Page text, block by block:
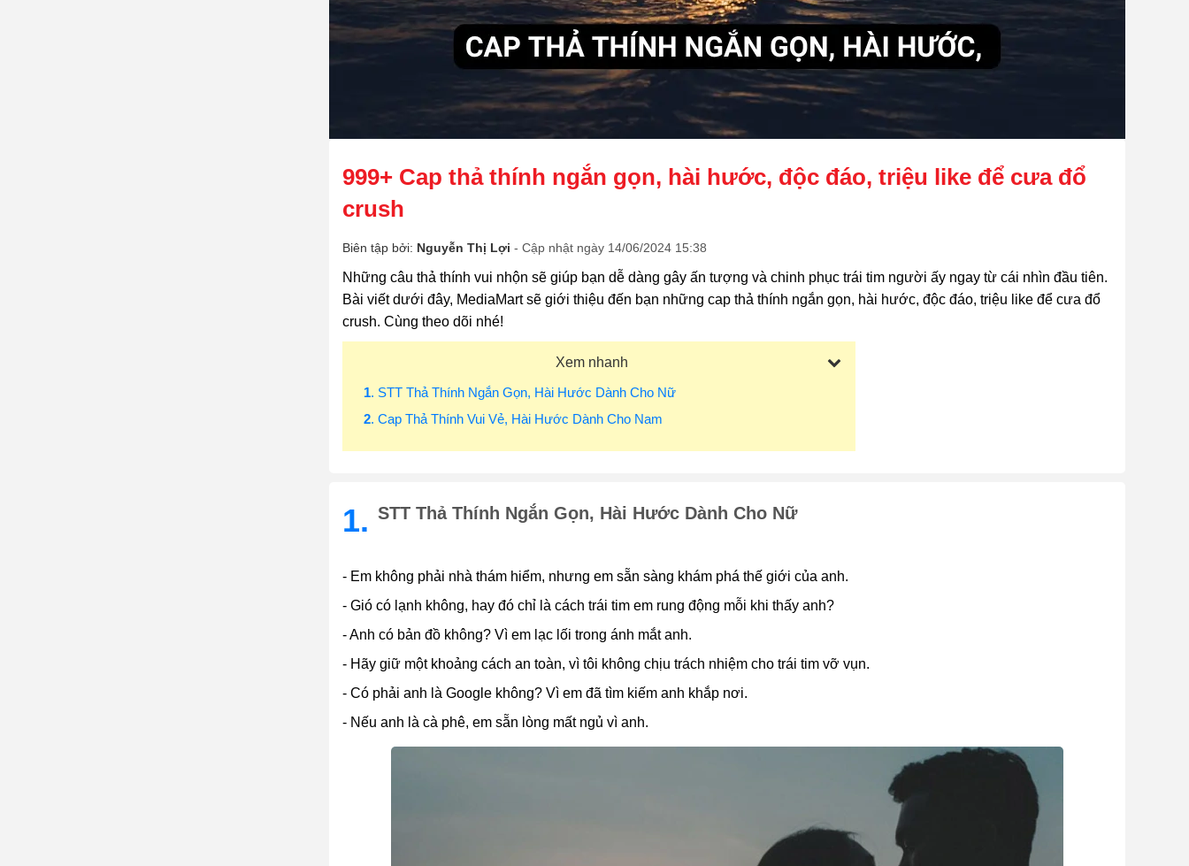
999+ Cap thả thính ngắn gọn, hài hước, độc đáo, triệu like để cưa đổ
crush
Biên tập bởi: Nguyễn Thị Lợi - Cập nhật ngày 14/06/2024 15:38
Những câu thả thính vui nhộn sẽ giúp bạn dễ dàng gây ấn tượng và chinh phục trái tim người ấy ngay từ cái nhìn đầu tiên.
Bài viết dưới đây, MediaMart sẽ giới thiệu đến bạn những cap thả thính ngắn gọn, hài hước, độc đáo, triệu like để cưa đổ
crush. Cùng theo dõi nhé!
Xem nhanh
1. STT Thả Thính Ngắn Gọn, Hài Hước Dành Cho Nữ
2. Cap Thả Thính Vui Vẻ, Hài Hước Dành Cho Nam
1. STT Thả Thính Ngắn Gọn, Hài Hước Dành Cho Nữ
- Em không phải nhà thám hiểm, nhưng em sẵn sàng khám phá thế giới của anh.
- Gió có lạnh không, hay đó chỉ là cách trái tim em rung động mỗi khi thấy anh?
- Anh có bản đồ không? Vì em lạc lối trong ánh mắt anh.
- Hãy giữ một khoảng cách an toàn, vì tôi không chịu trách nhiệm cho trái tim vỡ vụn.
- Có phải anh là Google không? Vì em đã tìm kiếm anh khắp nơi.
- Nếu anh là cà phê, em sẵn lòng mất ngủ vì anh.